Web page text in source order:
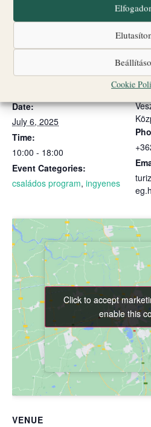
Cookie
Date:
July 6, 2025
Time:
10:00 - 18:00
Event Categories:
családos program, ingyenes
VENUE
Click to accept
enable this
Click to accept
enable this